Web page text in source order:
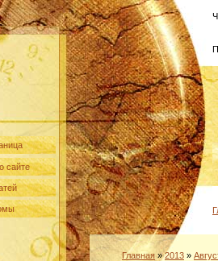
сайте
Главная »2013 »